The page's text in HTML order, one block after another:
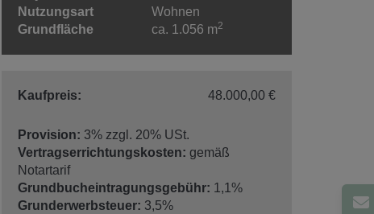
Nutzungsart
Wohnen
Grundfläche
ca. 1.056 m2
Kaufpreis: 48.000,00 €
Provision: 3% zzgl. 20% USt.
Vertragserrichtungskosten: gemäß
Notartarif
Grundbucheintragungsgebühr: 1,1%
Grunderwerbsteuer: 3,5%